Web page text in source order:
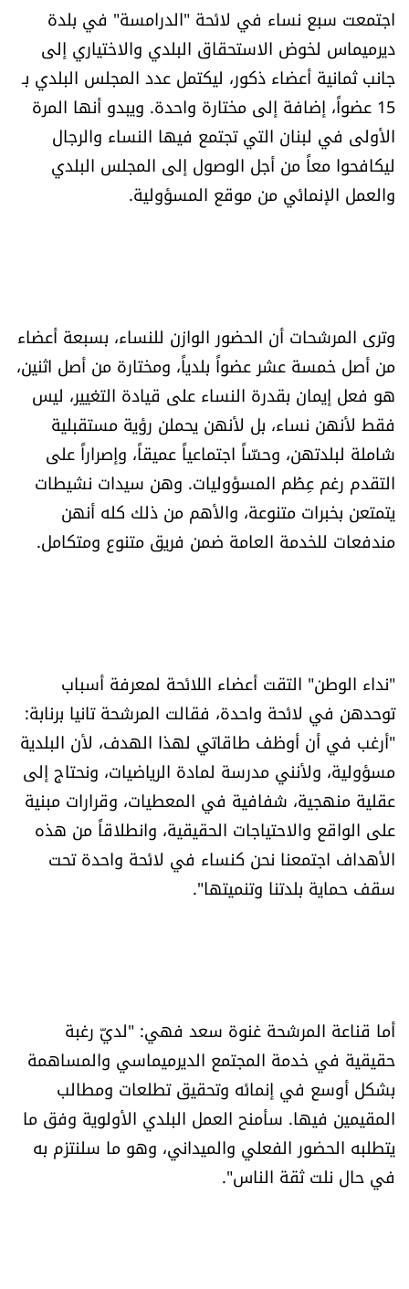
كتّابنا
تحت المجهر
آراء
اقتصاد
ثقافة وفنون
فصل من كتاب
اقرأ تضحك
كاميرا
الرياضة
منوّعات
حظّك اليوم
للتاريخ
فيديو
شروط الاستخدام
شروط الإشتراك
Digital solutions by
اجتمعت سبع نساء في لائحة "الدرامسة" في بلدة
ديرميماس لخوض الاستحقاق البلدي والاختياري إلى
جانب ثمانية أعضاء ذكور، ليكتمل عدد المجلس البلدي بـ
15 عضواً، إضافة إلى مختارة واحدة. ويبدو أنها المرة
الأولى في لبنان التي تجتمع فيها النساء والرجال
ليكافحوا معاً من أجل الوصول إلى المجلس البلدي
والعمل الإنمائي من موقع المسؤولية.
وترى المرشحات أن الحضور الوازن للنساء، بسبعة أعضاء
من أصل خمسة عشر عضواً بلدياً، ومختارة من أصل اثنين،
هو فعل إيمان بقدرة النساء على قيادة التغيير، ليس
فقط لأنهن نساء، بل لأنهن يحملن رؤية مستقبلية
شاملة لبلدتهن، وحسّاً اجتماعياً عميقاً، وإصراراً على
التقدم رغم عِظَم المسؤوليات. وهن سيدات نشيطات
يتمتعن بخبرات متنوعة، والأهم من ذلك كله أنهن
مندفعات للخدمة العامة ضمن فريق متنوع ومتكامل.
"نداء الوطن" التقت أعضاء اللائحة لمعرفة أسباب
توحدهن في لائحة واحدة، فقالت المرشحة تانيا برنابة:
"أرغب في أن أوظف طاقاتي لهذا الهدف، لأن البلدية
مسؤولية، ولأنني مدرسة لمادة الرياضيات، ونحتاج إلى
عقلية منهجية، شفافية في المعطيات، وقرارات مبنية
على الواقع والاحتياجات الحقيقية، وانطلاقاً من هذه
الأهداف اجتمعنا نحن كنساء في لائحة واحدة تحت
سقف حماية بلدتنا وتنميتها".
أما قناعة المرشحة غنوة سعد فهي: "لديّ رغبة
حقيقية في خدمة المجتمع الديرميماسي والمساهمة
بشكل أوسع في إنمائه وتحقيق تطلعات ومطالب
المقيمين فيها. سأمنح العمل البلدي الأولوية وفق ما
يتطلبه الحضور الفعلي والميداني، وهو ما سلنتزم به
في حال نلت ثقة الناس".